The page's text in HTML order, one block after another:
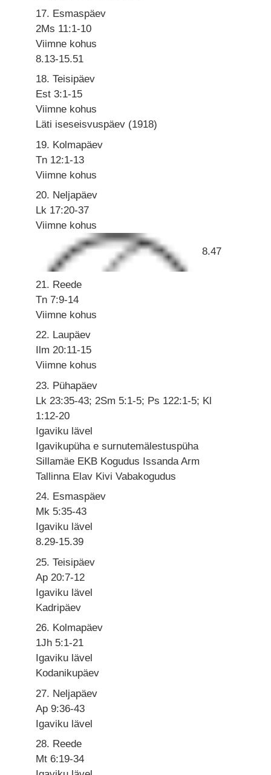
17. Esmaspäev
2Ms 11:1-10
Viimne kohus
8.13-15.51
18. Teisipäev
Est 3:1-15
Viimne kohus
Läti iseseisvuspäev (1918)
19. Kolmapäev
Tn 12:1-13
Viimne kohus
20. Neljapäev
Lk 17:20-37
Viimne kohus
8.47
21. Reede
Tn 7:9-14
Viimne kohus
22. Laupäev
Ilm 20:11-15
Viimne kohus
23. Pühapäev
Lk 23:35-43; 2Sm 5:1-5; Ps 122:1-5; Kl
1:12-20
Igaviku lävel
Igavikupüha e surnutemälestuspüha
Sillamäe EKB Kogudus Issanda Arm
Tallinna Elav Kivi Vabakogudus
24. Esmaspäev
Mk 5:35-43
Igaviku lävel
8.29-15.39
25. Teisipäev
Ap 20:7-12
Igaviku lävel
Kadripäev
26. Kolmapäev
1Jh 5:1-21
Igaviku lävel
Kodanikupäev
27. Neljapäev
Ap 9:36-43
Igaviku lävel
28. Reede
Mt 6:19-34